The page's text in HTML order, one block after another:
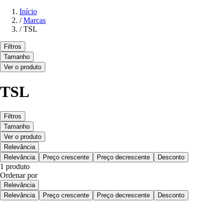
Início
/ Marcas
/ TSL
Filtros
Tamanho
Ver o produto
TSL
Filtros
Tamanho
Ver o produto
Relevância
Relevância
Preço crescente Preço decrescente Desconto
1 produto
Ordenar por
Relevância
Relevância
Preço crescente Preço decrescente Desconto